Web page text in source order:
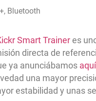
Bluetooth
Smart Trainer es
directa de
ya anunciábamos aquí
una mayor
estabilidad y unas